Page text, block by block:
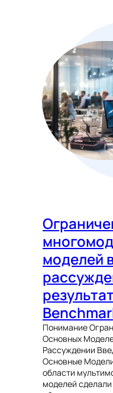
моделей
Понимание
Основных
Рассуждении
Основные
области
моделей